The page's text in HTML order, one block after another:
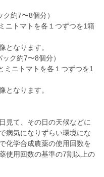
約7〜8個分）
ニトマトを各１つずつを1箱
となります。
ク約7〜8個分）
ミニトマトを各１つずつを1
となります。
見て、その日の天候などに
病気になりずらい環境にな
化学合成農薬の使用回数を
使用回数の基準の7割以上の